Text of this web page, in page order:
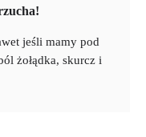
jeśli mamy pod
żołądka, skurcz i